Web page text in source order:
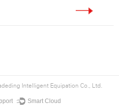
Intelligent Equipation Co., Ltd.
： Smart Cloud